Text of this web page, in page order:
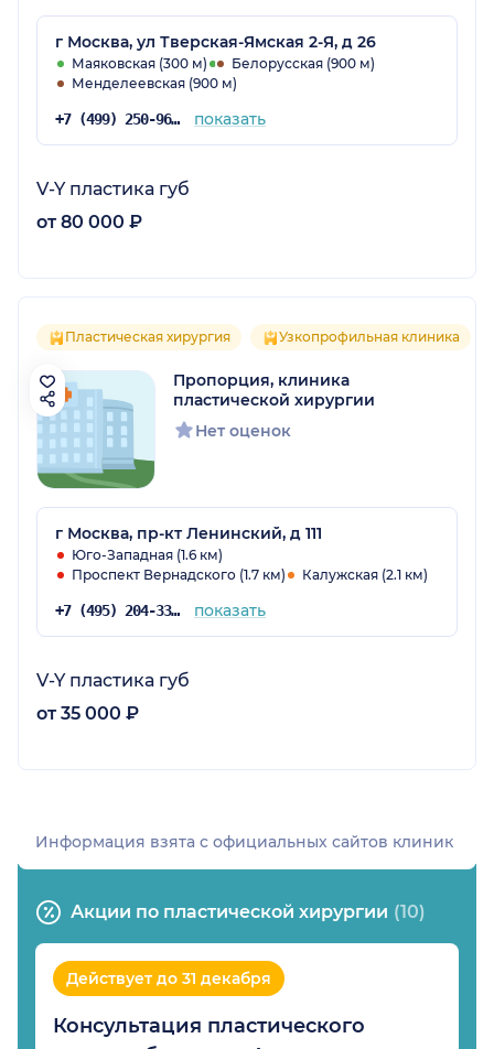
г Москва, ул Тверская-Ямская 2-Я, д 26
Маяковская (300 м)
Белорусская (900 м)
Менделеевская (900 м)
+7 (499) 250-96-56 показать
V-Y пластика губ
от 80 000 ₽
Пластическая хирургия Узкопрофильная клиника
Пропорция, клиника
пластической хирургии
Нет оценок
г Москва, пр-кт Ленинский, д 111
Юго-Западная (1.6 км)
Проспект Вернадского (1.7 км)
Калужская (2.1 км)
+7 (495) 204-33-33 показать
V-Y пластика губ
от 35 000 ₽
Акции по пластической хирургии (10)
Действует до 31 декабря
Консультация пластического
Информация взята c официальных сайтов клиник